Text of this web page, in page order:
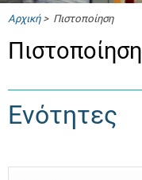
Αρχική> Πιστοποίηση
Πιστοποίηση
Ενότητες